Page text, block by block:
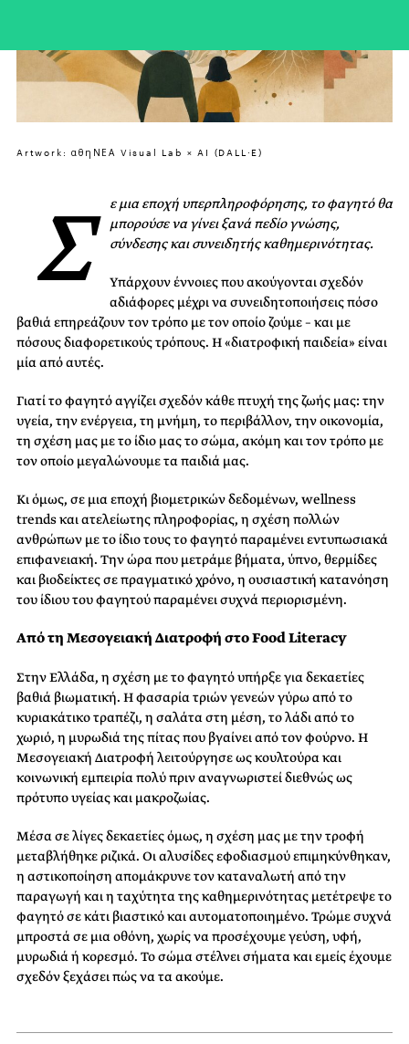
Artwork: αθηΝΕΑ Visual Lab × AI (DALL·E)
Σ
ε μια εποχή υπερπληροφόρησης, το φαγητό θα
μπορούσε να γίνει ξανά πεδίο γνώσης,
σύνδεσης και συνειδητής καθημερινότητας.
Υπάρχουν έννοιες που ακούγονται σχεδόν
αδιάφορες μέχρι να συνειδητοποιήσεις πόσο
βαθιά επηρεάζουν τον τρόπο με τον οποίο ζούμε – και με
πόσους διαφορετικούς τρόπους. Η «διατροφική παιδεία» είναι
μία από αυτές.
Γιατί το φαγητό αγγίζει σχεδόν κάθε πτυχή της ζωής μας: την
υγεία, την ενέργεια, τη μνήμη, το περιβάλλον, την οικονομία,
τη σχέση μας με το ίδιο μας το σώμα, ακόμη και τον τρόπο με
τον οποίο μεγαλώνουμε τα παιδιά μας.
Κι όμως, σε μια εποχή βιομετρικών δεδομένων, wellness
trends και ατελείωτης πληροφορίας, η σχέση πολλών
ανθρώπων με το ίδιο τους το φαγητό παραμένει εντυπωσιακά
επιφανειακή. Την ώρα που μετράμε βήματα, ύπνο, θερμίδες
και βιοδείκτες σε πραγματικό χρόνο, η ουσιαστική κατανόηση
του ίδιου του φαγητού παραμένει συχνά περιορισμένη.
Από τη Μεσογειακή Διατροφή στο Food Literacy
Στην Ελλάδα, η σχέση με το φαγητό υπήρξε για δεκαετίες
βαθιά βιωματική. Η φασαρία τριών γενεών γύρω από το
κυριακάτικο τραπέζι, η σαλάτα στη μέση, το λάδι από το
χωριό, η μυρωδιά της πίτας που βγαίνει από τον φούρνο. Η
Μεσογειακή Διατροφή λειτούργησε ως κουλτούρα και
κοινωνική εμπειρία πολύ πριν αναγνωριστεί διεθνώς ως
πρότυπο υγείας και μακροζωίας.
Μέσα σε λίγες δεκαετίες όμως, η σχέση μας με την τροφή
μεταβλήθηκε ριζικά. Οι αλυσίδες εφοδιασμού επιμηκύνθηκαν,
η αστικοποίηση απομάκρυνε τον καταναλωτή από την
παραγωγή και η ταχύτητα της καθημερινότητας μετέτρεψε το
φαγητό σε κάτι βιαστικό και αυτοματοποιημένο. Τρώμε συχνά
μπροστά σε μια οθόνη, χωρίς να προσέχουμε γεύση, υφή,
μυρωδιά ή κορεσμό. Το σώμα στέλνει σήματα και εμείς έχουμε
σχεδόν ξεχάσει πώς να τα ακούμε.